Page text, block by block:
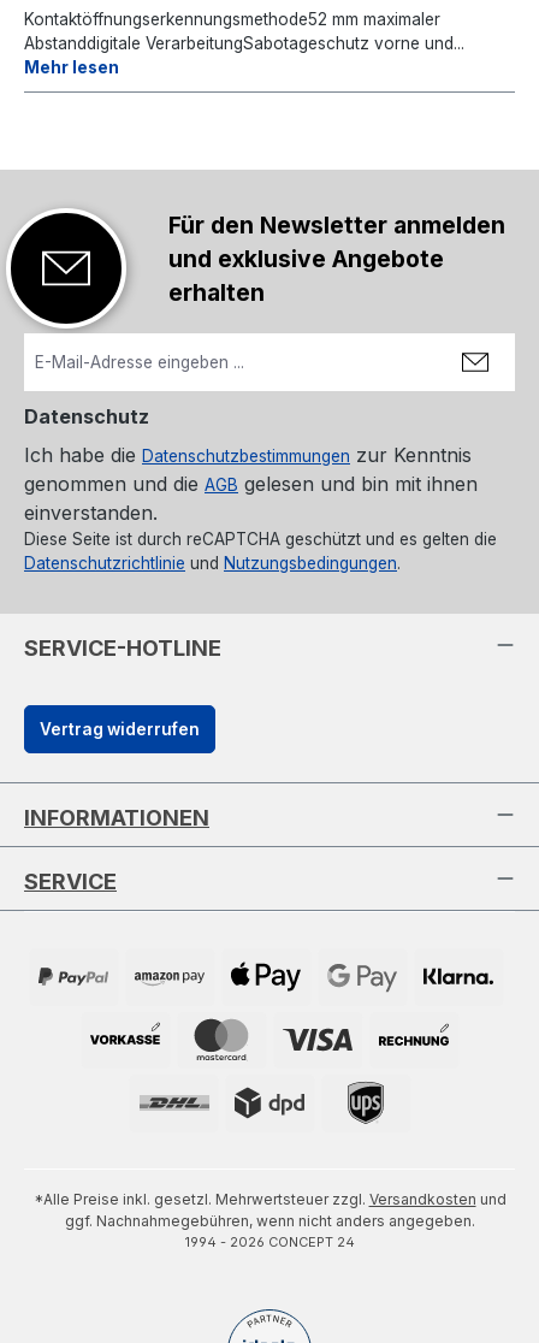
Kontaktöffnungserkennungsmethode52 mm maximaler
Abstanddigitale VerarbeitungSabotageschutz vorne und...
Mehr lesen
Für den Newsletter anmelden
und exklusive Angebote
erhalten
Datenschutz
Ich habe die Datenschutzbestimmungen zur Kenntnis
genommen und die AGB gelesen und bin mit ihnen
einverstanden.
Diese Seite ist durch reCAPTCHA geschützt und es gelten die
Datenschutzrichtlinie und Nutzungsbedingungen.
SERVICE-HOTLINE
Vertrag widerrufen
INFORMATIONEN
SERVICE
*Alle Preise inkl. gesetzl. Mehrwertsteuer zzgl. Versandkosten und
ggf. Nachnahmegebühren, wenn nicht anders angegeben.
1994 - 2026 CONCEPT 24